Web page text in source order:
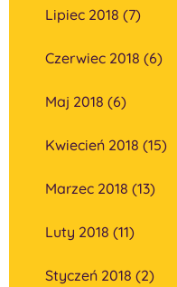
Lipiec 2018 (7)
Czerwiec 2018 (6)
Maj 2018 (6)
Kwiecień 2018 (15)
Marzec 2018 (13)
Luty 2018 (11)
Styczeń 2018 (2)